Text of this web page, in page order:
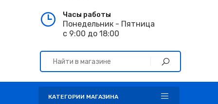
Часы работы
Понедельник - Пятница
с 9:00 до 18:00
КАТЕГОРИИ МАГАЗИНА